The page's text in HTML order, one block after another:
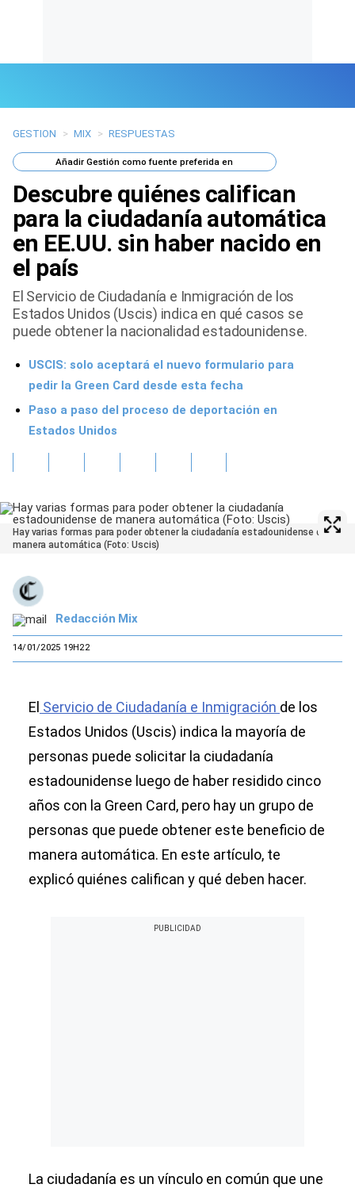
Últimas Noticias
Mi Bolsillo
Respuestas
Gente
Vida Laboral
Tendencias Mix
GESTION > MIX > RESPUESTAS
AñadirGestión como fuente preferida en
Descubre quiénes califican
para la ciudadanía automática
en EE.UU. sin haber nacido en
el país
El Servicio de Ciudadanía e Inmigración de los
Estados Unidos (Uscis) indica en qué casos se
puede obtener la nacionalidad estadounidense.
USCIS: solo aceptará el nuevo formulario para
pedir la Green Card desde esta fecha
Paso a paso del proceso de deportación en
Estados Unidos
Hay varias formas para poder obtener la ciudadanía estadounidense de
manera automática (Foto: Uscis)
Redacción Mix
14/01/2025 19H22
El Servicio de Ciudadanía e Inmigración de los
Estados Unidos (Uscis) indica la mayoría de
personas puede solicitar la ciudadanía
estadounidense luego de haber residido cinco
años con la Green Card, pero hay un grupo de
personas que puede obtener este beneficio de
manera automática. En este artículo, te
explicó quiénes califican y qué deben hacer.
La ciudadanía es un vínculo en común que une